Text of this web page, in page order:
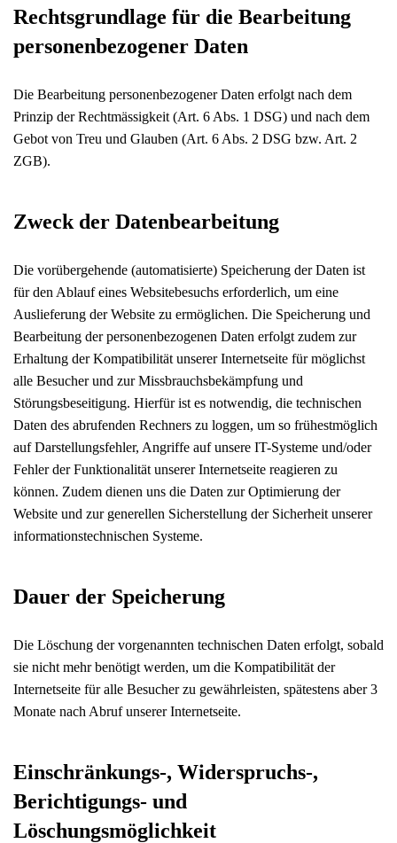
Rechtsgrundlage für die Bearbeitung
personenbezogener Daten
Die Bearbeitung personenbezogener Daten erfolgt nach dem
Prinzip der Rechtmässigkeit (Art. 6 Abs. 1 DSG) und nach dem
Gebot von Treu und Glauben (Art. 6 Abs. 2 DSG bzw. Art. 2
ZGB).
Zweck der Datenbearbeitung
Die vorübergehende (automatisierte) Speicherung der Daten ist
für den Ablauf eines Websitebesuchs erforderlich, um eine
Auslieferung der Website zu ermöglichen. Die Speicherung und
Bearbeitung der personenbezogenen Daten erfolgt zudem zur
Erhaltung der Kompatibilität unserer Internetseite für möglichst
alle Besucher und zur Missbrauchsbekämpfung und
Störungsbeseitigung. Hierfür ist es notwendig, die technischen
Daten des abrufenden Rechners zu loggen, um so frühestmöglich
auf Darstellungsfehler, Angriffe auf unsere IT-Systeme und/oder
Fehler der Funktionalität unserer Internetseite reagieren zu
können. Zudem dienen uns die Daten zur Optimierung der
Website und zur generellen Sicherstellung der Sicherheit unserer
informationstechnischen Systeme.
Dauer der Speicherung
Die Löschung der vorgenannten technischen Daten erfolgt, sobald
sie nicht mehr benötigt werden, um die Kompatibilität der
Internetseite für alle Besucher zu gewährleisten, spätestens aber 3
Monate nach Abruf unserer Internetseite.
Einschränkungs-, Widerspruchs-,
Berichtigungs- und
Löschungsmöglichkeit